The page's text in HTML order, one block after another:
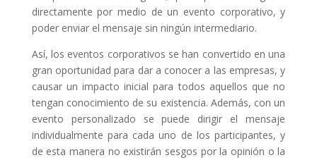
directamente por medio de un evento corporativo, y
poder enviar el mensaje sin ningún intermediario.
Así, los eventos corporativos se han convertido en una
gran oportunidad para dar a conocer a las empresas, y
causar un impacto inicial para todos aquellos que no
tengan conocimiento de su existencia. Además, con un
evento personalizado se puede dirigir el mensaje
individualmente para cada uno de los participantes, y
de esta manera no existirán sesgos por la opinión o la